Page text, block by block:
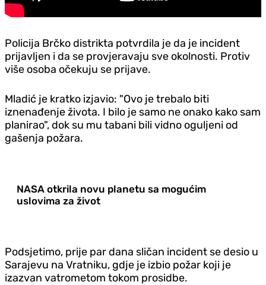
Policija Brčko distrikta potvrdila je da je incident
prijavljen i da se provjeravaju sve okolnosti. Protiv
više osoba očekuju se prijave.
Mladić je kratko izjavio: "Ovo je trebalo biti
iznenađenje života. I bilo je samo ne onako kako sam
planirao", dok su mu tabani bili vidno oguljeni od
gašenja požara.
NASA otkrila novu planetu sa mogućim
uslovima za život
Podsjetimo, prije par dana sličan incident se desio u
Sarajevu na Vratniku, gdje je izbio požar koji je
izazvan vatrometom tokom prosidbe.